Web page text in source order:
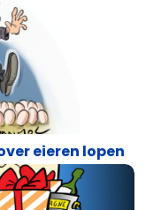
eieren lopen